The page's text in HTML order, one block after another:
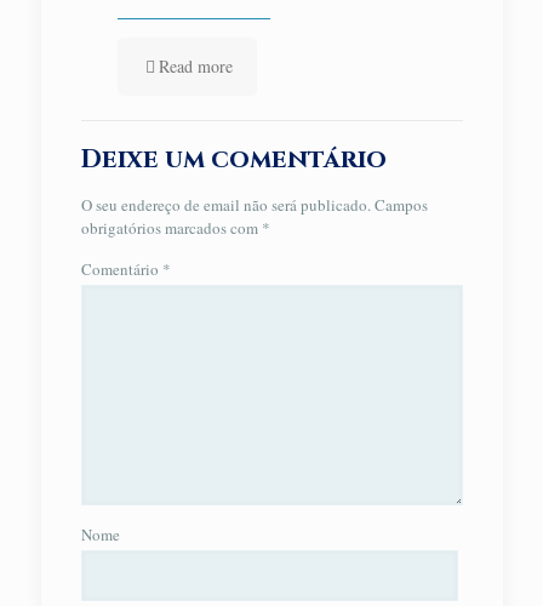
Read more
Deixe um comentário
O seu endereço de email não será publicado.Campos
obrigatórios marcados com *
Comentário *
Nome